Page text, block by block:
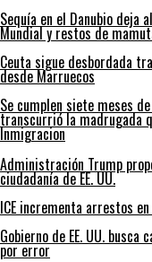
Sequía en el Danubio deja
Mundial y restos de
Ceuta sigue desbordada
desde Marruecos
Se cumplen siete meses
transcurrió la madrugada
Inmigracion
Administración Trump
ciudadanía de EE. UU.
ICE incrementa arrestos
Gobierno de EE. UU.
por error